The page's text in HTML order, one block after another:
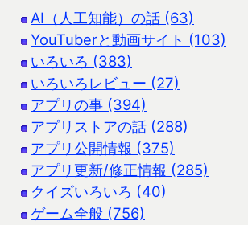
AI（人工知能）の話 (63)
YouTuberと動画サイト (103)
いろいろ (383)
いろいろレビュー (27)
アプリの事 (394)
アプリストアの話 (288)
アプリ公開情報 (375)
アプリ更新/修正情報 (285)
クイズいろいろ (40)
ゲーム全般 (756)